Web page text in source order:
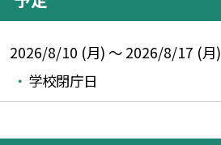
2026/8/10 (月) ～ 2026/8/17 (月)
学校閉庁日